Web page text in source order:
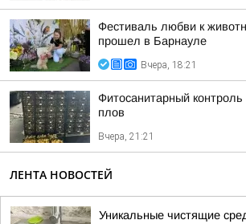
Фестиваль любви к
прошел в Барнауле
Вчера, 18:21
Фитосанитарный
плов
Вчера, 21:21
ЛЕНТА НОВОСТЕЙ
Уникальные чистящие